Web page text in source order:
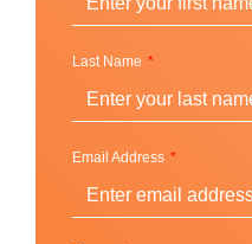
ของเรารายล้อมไปด้วยค
ต้นไม้เรียงรายและอาคา
น่าแปลกใจที่เราได้รับการ
พันธมิตรระหว่างประเทศ
Last Name
Email Address